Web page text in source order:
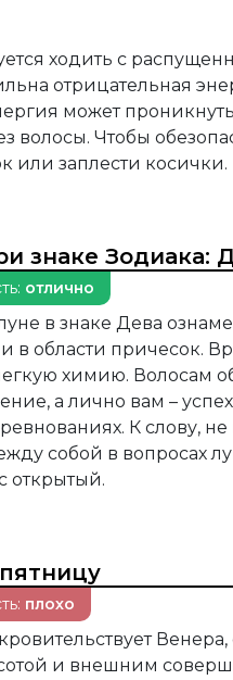
ходить с
отрицательная
может
волосы. Чтобы
или заплести косички.
знаке Зодиака:
отлично
в знаке Дева
в области причесок.
химию. Волосам
а лично вам –
К слову, не
собой в вопросах
открытый.
плохо
Венера,
и внешним